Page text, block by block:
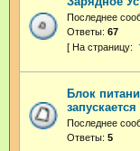
Последнее
Ответы: 67
Блок
запускается
Последнее
Ответы: 5